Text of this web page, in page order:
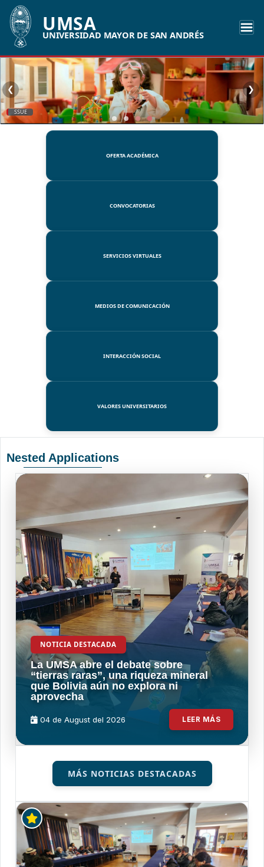
UMSA
UNIVERSIDAD MAYOR DE SAN ANDRÉS
SSUE
❮ ❯
OFERTA ACADÉMICA
CONVOCATORIAS
SERVICIOS VIRTUALES
MEDIOS DE COMUNICACIÓN
INTERACCIÓN SOCIAL
VALORES UNIVERSITARIOS
Nested Applications
NOTICIA DESTACADA
La UMSA abre el debate sobre
“tierras raras”, una riqueza mineral
que Bolivia aún no explora ni
aprovecha
04 de August del 2026 LEER MÁS
MÁS NOTICIAS DESTACADAS